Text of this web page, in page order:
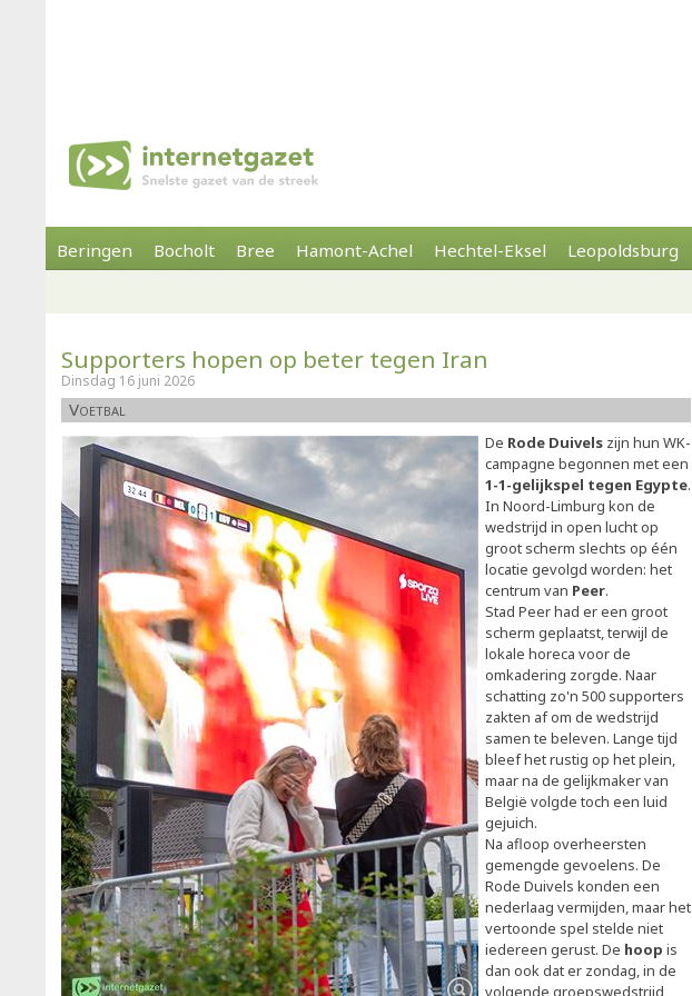
Beringen Bocholt Bree Hamont-Achel Hechtel-Eksel Leopoldsburg
Supporters hopen op beter tegen Iran
Dinsdag 16 juni 2026
Voetbal
De Rode Duivels zijn hun WK-
campagne begonnen met een
1-1-gelijkspel tegen Egypte.
In Noord-Limburg kon de
wedstrijd in open lucht op
groot scherm slechts op één
locatie gevolgd worden: het
centrum van Peer.
Stad Peer had er een groot
scherm geplaatst, terwijl de
lokale horeca voor de
omkadering zorgde. Naar
schatting zo'n 500 supporters
zakten af om de wedstrijd
samen te beleven. Lange tijd
bleef het rustig op het plein,
maar na de gelijkmaker van
België volgde toch een luid
gejuich.
Na afloop overheersten
gemengde gevoelens. De
Rode Duivels konden een
nederlaag vermijden, maar het
vertoonde spel stelde niet
iedereen gerust. De hoop is
dan ook dat er zondag, in de
volgende groepswedstrijd